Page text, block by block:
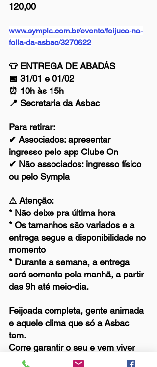
120,00
www.sympla.com.br/evento/feijuca-na-
folia-da-asbac/3270622
👕 ENTREGA DE ABADÁS
📅 31/01 e 01/02
⏰ 10h às 15h
📍 Secretaria da Asbac
Para retirar:
✔ Associados: apresentar
ingresso pelo app Clube On
✔ Não associados: ingresso físico
ou pelo Sympla
⚠ Atenção:
* Não deixe pra última hora
* Os tamanhos são variados e a
entrega segue a disponibilidade no
momento
* Durante a semana, a entrega
será somente pela manhã, a partir
das 9h até meio-dia.
Feijoada completa, gente animada
e aquele clima que só a Asbac
tem.
Corre garantir o seu e vem viver
essa folia com a gente!